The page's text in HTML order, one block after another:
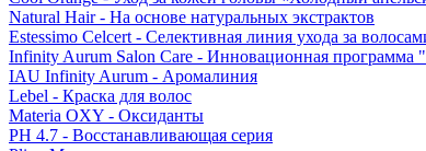
Natural Hair - На основе натуральных экстрактов
Estessimo Celcert - Селективная линия ухода за
Infinity Aurum Salon Care - Инновационная программа
IAU Infinity Aurum - Аромалиния
Lebel - Краска для волос
Materia OXY - Оксиданты
PH 4.7 - Восстанавливающая серия